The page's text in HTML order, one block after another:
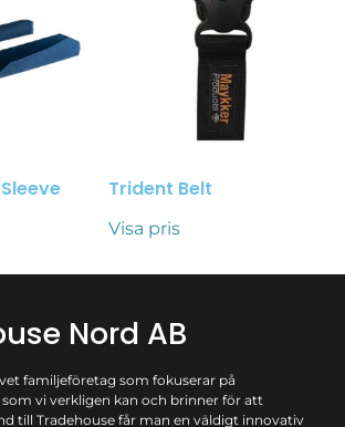
Trident Belt
Visa pris
Nord AB
familjeföretag som fokuserar på
vi verkligen kan och brinner för att
till Tradehouse får man en väldigt innovativ